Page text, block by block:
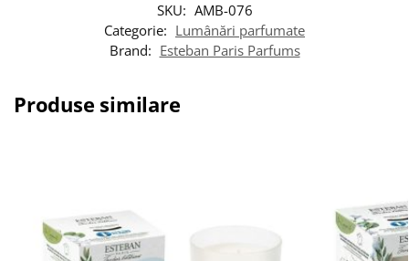
SKU: AMB-076
Categorie: Lumânări parfumate
Brand: Esteban Paris Parfums
Produse similare